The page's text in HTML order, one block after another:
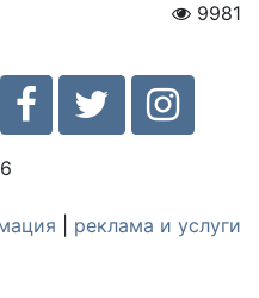
9981
реклама и услуги